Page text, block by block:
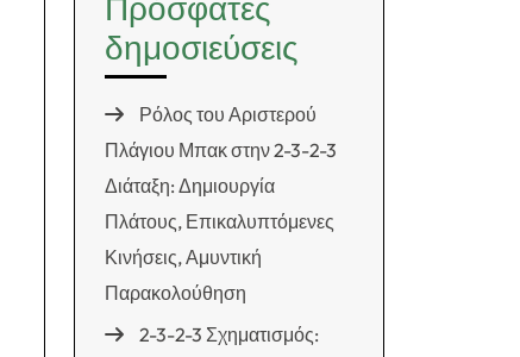
δημοσιεύσεις
Ρόλος του Αριστερού
Πλάγιου Μπακ στην 2-3-2-3
Διάταξη: Δημιουργία
Πλάτους, Επικαλυπτόμενες
Κινήσεις, Αμυντική
Παρακολούθηση
2-3-2-3 Σχηματισμός: